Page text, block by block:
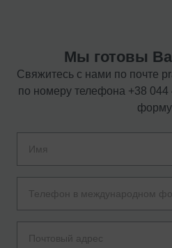
Мы готовы
Свяжитесь с нами по почте
по номеру телефона +38 044